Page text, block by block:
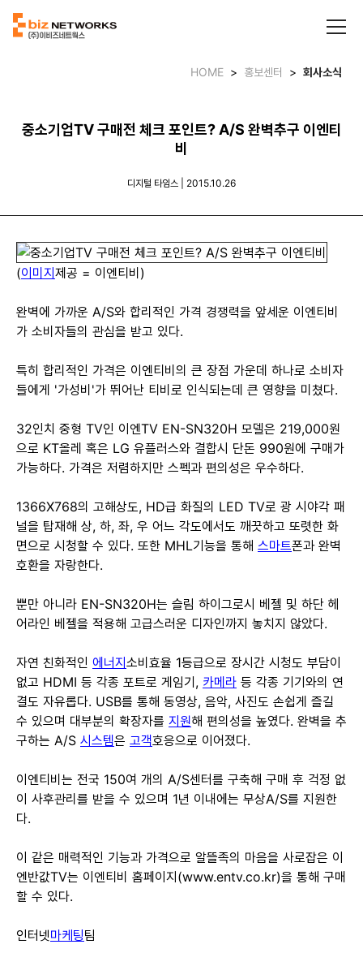
HOME > 홍보센터 > 회사소식
중소기업TV 구매전 체크 포인트? A/S 완벽추구 이엔티
비
디지털 타임스 | 2015.10.26
(이미지제공 = 이엔티비)
완벽에 가까운 A/S와 합리적인 가격 경쟁력을 앞세운 이엔티비
가 소비자들의 관심을 받고 있다.
특히 합리적인 가격은 이엔티비의 큰 장점 가운데 하나로 소비자
들에게 '가성비'가 뛰어난 티비로 인식되는데 큰 영향을 미쳤다.
32인치 중형 TV인 이엔TV EN-SN320H 모델은 219,000원
으로 KT올레 혹은 LG 유플러스와 결합시 단돈 990원에 구매가
가능하다. 가격은 저렴하지만 스펙과 편의성은 우수하다.
1366X768의 고해상도, HD급 화질의 LED TV로 광 시야각 패
널을 탑재해 상, 하, 좌, 우 어느 각도에서도 깨끗하고 또렷한 화
면으로 시청할 수 있다. 또한 MHL기능을 통해 스마트폰과 완벽
호환을 자랑한다.
뿐만 아니라 EN-SN320H는 슬림 하이그로시 베젤 및 하단 헤
어라인 베젤을 적용해 고급스러운 디자인까지 놓치지 않았다.
자연 친화적인 에너지소비효율 1등급으로 장시간 시청도 부담이
없고 HDMI 등 각종 포트로 게임기, 카메라 등 각종 기기와의 연
결도 자유롭다. USB를 통해 동영상, 음악, 사진도 손쉽게 즐길
수 있으며 대부분의 확장자를 지원해 편의성을 높였다. 완벽을 추
구하는 A/S 시스템은 고객호응으로 이어졌다.
이엔티비는 전국 150여 개의 A/S센터를 구축해 구매 후 걱정 없
이 사후관리를 받을 수 있으며 1년 이내에는 무상A/S를 지원한
다.
이 같은 매력적인 기능과 가격으로 알뜰족의 마음을 사로잡은 이
엔반값TV는 이엔티비 홈페이지(www.entv.co.kr)을 통해 구매
할 수 있다.
인터넷마케팅팀